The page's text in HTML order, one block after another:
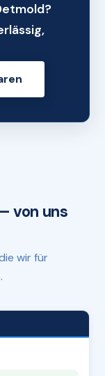
von uns
wir für